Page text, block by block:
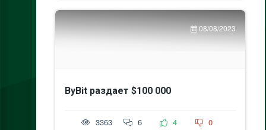
08/08/2023
ByBit раздает $100 000
3363 6 4 0